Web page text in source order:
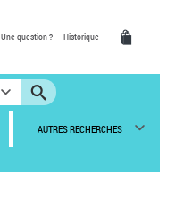
Une question ? Historique
AUTRES RECHERCHES